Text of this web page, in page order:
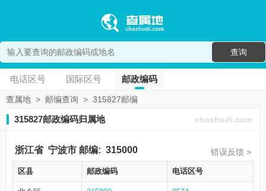
查询
电话区号 国际区号 邮政编码
查属地 > 邮编查询 > 315827邮编
315827邮政编码归属地 chashudi.com
浙江省 宁波市 邮编: 315000 错误反馈 >
区县 邮政编码 电话区号